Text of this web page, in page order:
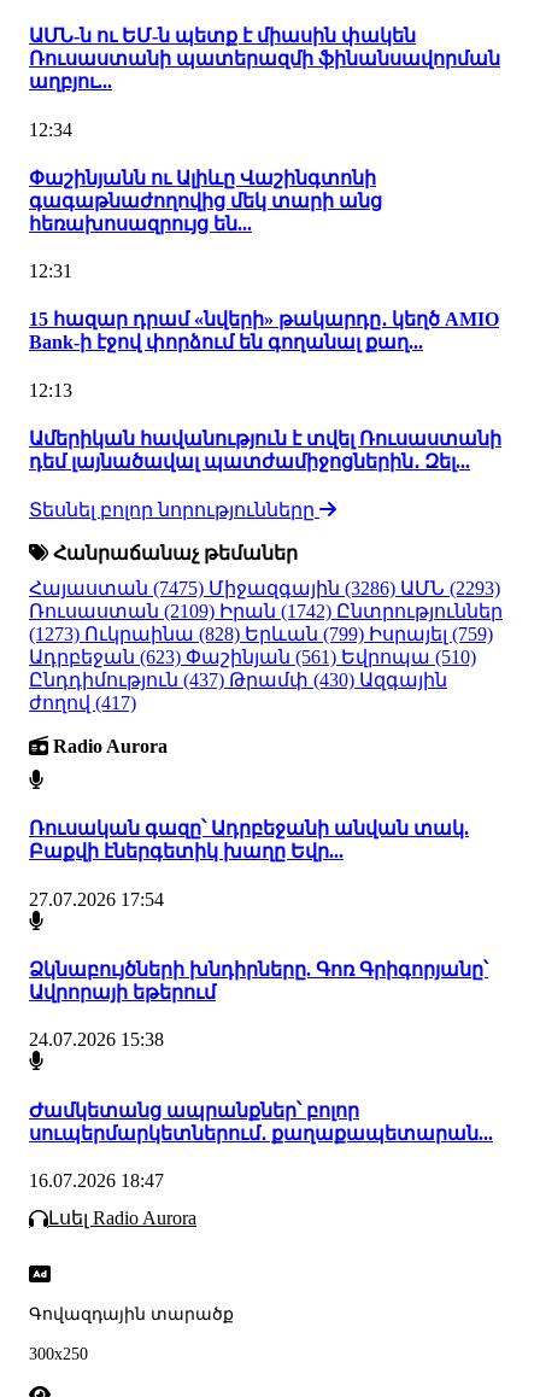
ԱՄՆ-ն ու ԵՄ-ն պետք է միասին փակեն
Ռուսաստանի պատերազմի ֆինանսավորման
աղբյու...
12:34
Փաշինյանն ու Ալիևը Վաշինգտոնի
գագաթնաժողովից մեկ տարի անց
հեռախոսազրույց են...
12:31
15 հազար դրամ «նվերի» թակարդը․ կեղծ AMIO
Bank-ի էջով փորձում են գողանալ քաղ...
12:13
Ամերիկան հավանություն է տվել Ռուսաստանի
դեմ լայնածավալ պատժամիջոցներին․ Զել...
Տեսնել բոլոր նորությունները
Հանրաճանաչ թեմաներ
Հայաստան (7475) Միջազգային (3286) ԱՄՆ (2293)
Ռուսաստան (2109) Իրան (1742) Ընտրություններ
(1273) Ուկրաինա (828) Երևան (799) Իսրայել (759)
Ադրբեջան (623) Փաշինյան (561) Եվրոպա (510)
Ընդդիմություն (437) Թրամփ (430) Ազգային
ժողով (417)
Radio Aurora
Ռուսական գազը՝ Ադրբեջանի անվան տակ.
Բաքվի էներգետիկ խաղը Եվր...
27.07.2026 17:54
Ձկնաբույծների խնդիրները. Գոռ Գրիգորյանը՝
Ավրորայի եթերում
24.07.2026 15:38
Ժամկետանց ապրանքներ՝ բոլոր
սուպերմարկետներում․ քաղաքապետարան...
16.07.2026 18:47
Լսել Radio Aurora
Գովազդային տարածք
300x250